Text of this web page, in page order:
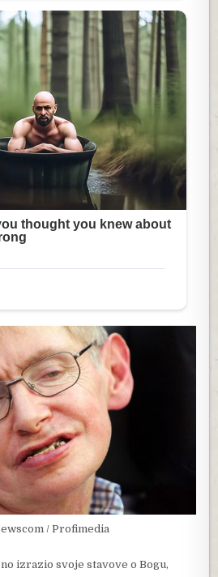
/ Profimedia
izrazio svoje stavove o Bogu,